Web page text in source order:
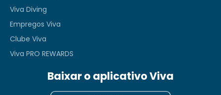
Viva Diving
Empregos Viva
Clube Viva
Viva PRO REWARDS
Baixar o aplicativo Viva